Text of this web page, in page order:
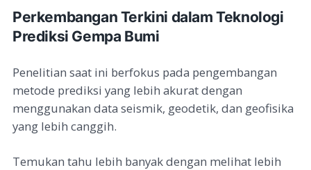
Perkembangan Terkini dalam Teknologi
Prediksi Gempa Bumi
Penelitian saat ini berfokus pada pengembangan
metode prediksi yang lebih akurat dengan
menggunakan data seismik, geodetik, dan geofisika
yang lebih canggih.
Temukan tahu lebih banyak dengan melihat lebih